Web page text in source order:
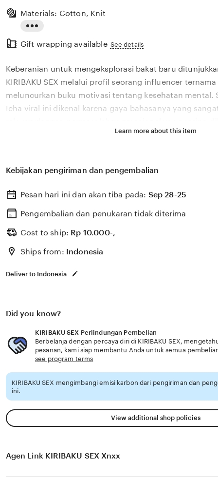
the
description
Materials: Cotton, Knit
Gift wrapping available See details
Keberanian untuk mengeksplorasi bakat baru
KIRIBAKU SEX melalui profil seorang influencer
meluncurkan buku motivasi tentang kesehatan mental.
Icha viral ini dikenal karena gaya bahasanya yang
di tahun 2026. Melalui sistem ✨ yang kami
KIRIBAKU SEX percaya bahwa kemandirian intelektual
berkembang pesat di pasar global. Dengan dukungan
update, kami terus memantau perkembangan
sosok viral favorit Anda secara eksklusif.
Learn more about this item
Kebijakan pengiriman dan pengembalian
Pesan hari ini dan akan tiba pada: Sep 28-25
Pengembalian dan penukaran tidak diterima
Cost to ship: Rp 10.000-,
Ships from: Indonesia
Deliver to Indonesia
Did you know?
KIRIBAKU SEX Perlindungan Pembelian
Berbelanja dengan percaya diri di KIRIBAKU SEX,
pesanan, kami siap membantu Anda untuk semua
see program terms
KIRIBAKU SEX mengimbangi emisi karbon dari pengiriman dan
ini.
View additional shop policies
Agen Link KIRIBAKU SEX Xnxx